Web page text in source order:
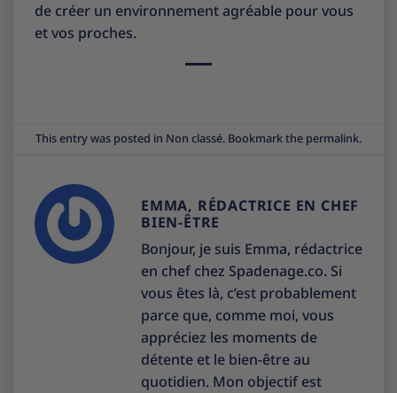
de créer un environnement agréable pour vous
et vos proches.
This entry was posted in Non classé. Bookmark the permalink.
EMMA, RÉDACTRICE EN CHEF
BIEN-ÊTRE
Bonjour, je suis Emma, rédactrice
en chef chez Spadenage.co. Si
vous êtes là, c’est probablement
parce que, comme moi, vous
appréciez les moments de
détente et le bien-être au
quotidien. Mon objectif est